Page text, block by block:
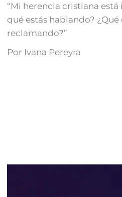
“Mi herencia cristiana
qué estás hablando? ¿Qué
reclamando?”
Por Ivana Pereyra